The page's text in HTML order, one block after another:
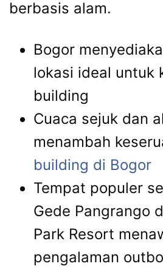
berbasis alam.
Bogor
lokasi ideal untuk
building
Cuaca sejuk dan
menambah
building di Bogor
Tempat populer
Gede Pangrango
Park Resort
pengalaman